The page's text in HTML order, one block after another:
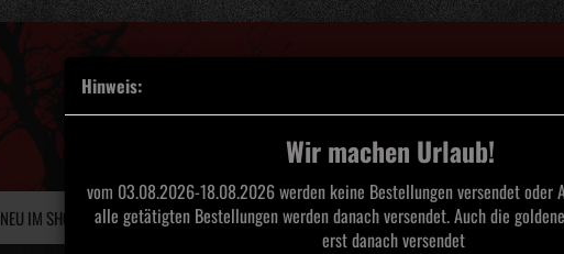
Hinweis:
Wir machen Urlaub!
vom 03.08.2026-18.08.2026 werden keine Bestellungen versendet oder
alle getätigten Bestellungen werden danach versendet. Auch die
erst danach versendet
NEU IM SHOP VINYL TAPES CDS SAARLAND BLACK METAL